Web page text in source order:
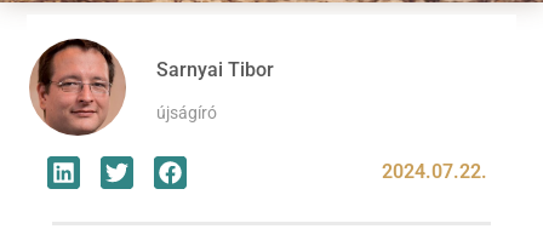
Sarnyai Tibor
újságíró
2024.07.22.